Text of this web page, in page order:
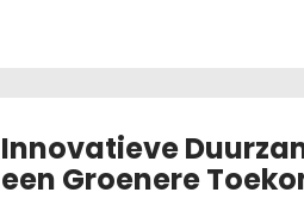
Innovatieve
een Groenere